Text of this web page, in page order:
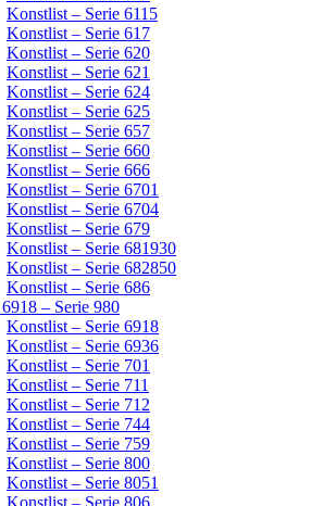
Konstlist – Serie 6115
Konstlist – Serie 617
Konstlist – Serie 620
Konstlist – Serie 621
Konstlist – Serie 624
Konstlist – Serie 625
Konstlist – Serie 657
Konstlist – Serie 660
Konstlist – Serie 666
Konstlist – Serie 6701
Konstlist – Serie 6704
Konstlist – Serie 679
Konstlist – Serie 681930
Konstlist – Serie 682850
Konstlist – Serie 686
6918 – Serie 980
Konstlist – Serie 6918
Konstlist – Serie 6936
Konstlist – Serie 701
Konstlist – Serie 711
Konstlist – Serie 712
Konstlist – Serie 744
Konstlist – Serie 759
Konstlist – Serie 800
Konstlist – Serie 8051
Konstlist – Serie 806